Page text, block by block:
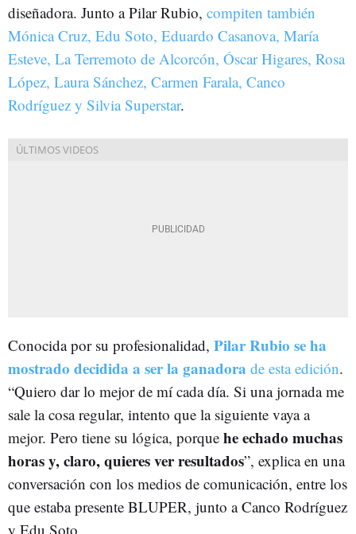
diseñadora. Junto a Pilar Rubio, compiten también
Mónica Cruz, Edu Soto, Eduardo Casanova, María
Esteve, La Terremoto de Alcorcón, Óscar Higares, Rosa
López, Laura Sánchez, Carmen Farala, Canco
Rodríguez y Silvia Superstar.
Conocida por su profesionalidad, Pilar Rubio se ha
mostrado decidida a ser la ganadora de esta edición.
“Quiero dar lo mejor de mí cada día. Si una jornada me
sale la cosa regular, intento que la siguiente vaya a
mejor. Pero tiene su lógica, porque he echado muchas
horas y, claro, quieres ver resultados”, explica en una
conversación con los medios de comunicación, entre los
que estaba presente BLUPER, junto a Canco Rodríguez
y Edu Soto.